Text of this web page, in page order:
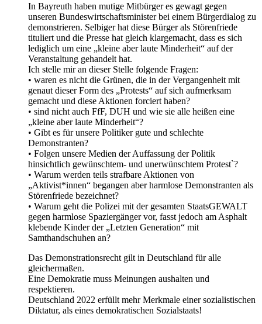
In Bayreuth haben mutige Mitbürger es gewagt gegen
unseren Bundeswirtschaftsminister bei einem Bürgerdialog zu
demonstrieren. Selbiger hat diese Bürger als Störenfriede
tituliert und die Presse hat gleich klargemacht, dass es sich
lediglich um eine „kleine aber laute Minderheit“ auf der
Veranstaltung gehandelt hat.
Ich stelle mir an dieser Stelle folgende Fragen:
• waren es nicht die Grünen, die in der Vergangenheit mit
genaut dieser Form des „Protests“ auf sich aufmerksam
gemacht und diese Aktionen forciert haben?
• sind nicht auch FfF, DUH und wie sie alle heißen eine
„kleine aber laute Minderheit“?
• Gibt es für unsere Politiker gute und schlechte
Demonstranten?
• Folgen unsere Medien der Auffassung der Politik
hinsichtlich gewünschtem- und unerwünschtem Protest`?
• Warum werden teils strafbare Aktionen von
„Aktivist*innen“ begangen aber harmlose Demonstranten als
Störenfriede bezeichnet?
• Warum geht die Polizei mit der gesamten StaatsGEWALT
gegen harmlose Spaziergänger vor, fasst jedoch am Asphalt
klebende Kinder der „Letzten Generation“ mit
Samthandschuhen an?
Das Demonstrationsrecht gilt in Deutschland für alle
gleichermaßen.
Eine Demokratie muss Meinungen aushalten und
respektieren.
Deutschland 2022 erfüllt mehr Merkmale einer sozialistischen
Diktatur, als eines demokratischen Sozialstaats!